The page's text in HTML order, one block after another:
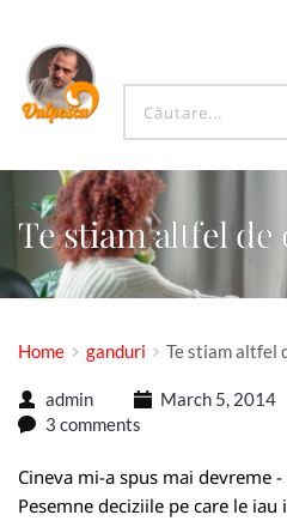
Te stiam altfel de
Home ganduri Te stiam altfel
admin March 5, 2014
3 comments
Cineva mi-a spus mai devreme -
Pesemne deciziile pe care le